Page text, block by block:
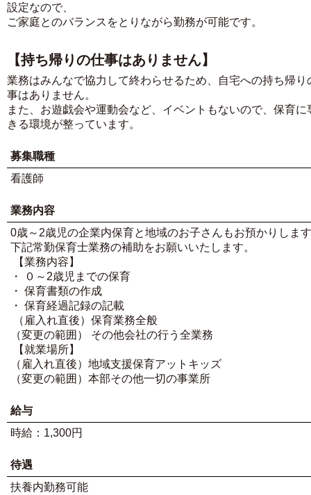
設定なので、
ご家庭とのバランスをとりながら勤務が可能です。
【持ち帰りの仕事はありません】
業務はみんなで協力して終わらせるため、自宅への持ち帰り
事はありません。
また、お遊戯会や運動会など、イベントもないので、保育に
きる環境が整っています。
募集職種
看護師
業務内容
0歳～2歳児の企業内保育と地域のお子さんもお預かりしま
下記常勤保育士業務の補助をお願いいたします。
【業務内容】
・ ０～2歳児までの保育
・ 保育書類の作成
・ 保育経過記録の記載
（雇入れ直後）保育業務全般
（変更の範囲） その他会社の行う全業務
【就業場所】
（雇入れ直後）地域支援保育アットキッズ
（変更の範囲）本部その他一切の事業所
給与
時給：1,300円
待遇
扶養内勤務可能